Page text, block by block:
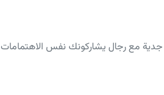
جدية مع رجال يشاركونك نفس الاهتمامات